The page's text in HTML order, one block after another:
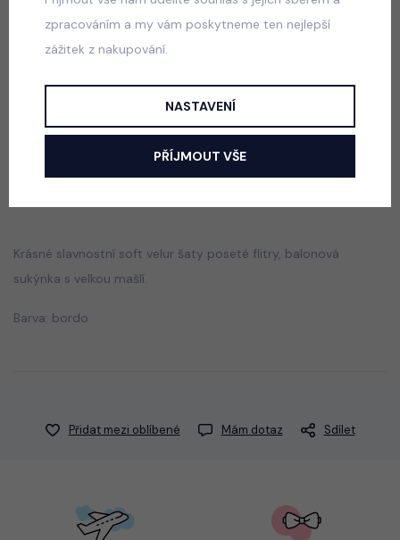
Luxury Smaragd dress - luxusní dívčí šaty
skladem
Popis Jak vybrat správnou velikost?
Krásné slavnostní soft velur šaty poseté flitry, balonová
sukýnka s velkou mašlí.
Barva: bordo
Přidat mezi oblíbené Mám dotaz Sdílet
zpracováním a my vám poskytneme ten nejlepší
zážitek z nakupování.
NASTAVENÍ
PŘÍJMOUT VŠE